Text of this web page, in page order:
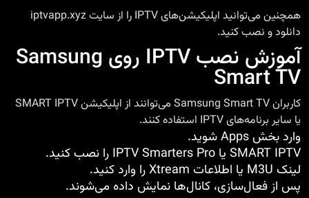
همچنین می‌توانید اپلیکیشن‌های IPTV را از سایت iptvapp.xyz
دانلود و نصب کنید.
آموزش نصب IPTV روی Samsung
Smart TV
کاربران Samsung Smart TV می‌توانند از اپلیکیشن SMART IPTV
یا سایر برنامه‌های IPTV استفاده کنند.
وارد بخش Apps شوید.
SMART IPTV یا IPTV Smarters Pro را نصب کنید.
لینک M3U یا اطلاعات Xtream را وارد کنید.
پس از فعال‌سازی، کانال‌ها نمایش داده می‌شوند.